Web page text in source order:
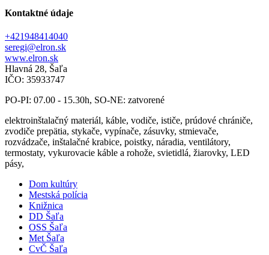
Kontaktné údaje
+421948414040
seregi@elron.sk
www.elron.sk
Hlavná 28, Šaľa
IČO: 35933747
PO-PI: 07.00 - 15.30h, SO-NE: zatvorené
elektroinštalačný materiál, káble, vodiče, ističe, prúdové chrániče,
zvodiče prepätia, stykače, vypínače, zásuvky, stmievače,
rozvádzače, inštalačné krabice, poistky, náradia, ventilátory,
termostaty, vykurovacie káble a rohože, svietidlá, žiarovky, LED
pásy,
Dom kultúry
Mestská polícia
Knižnica
DD Šaľa
OSS Šaľa
Met Šaľa
CvČ Šaľa